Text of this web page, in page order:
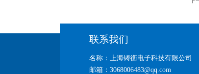
联系我们
名称：上海铸衡电子科技有限公司
邮箱：3068006483@qq.com